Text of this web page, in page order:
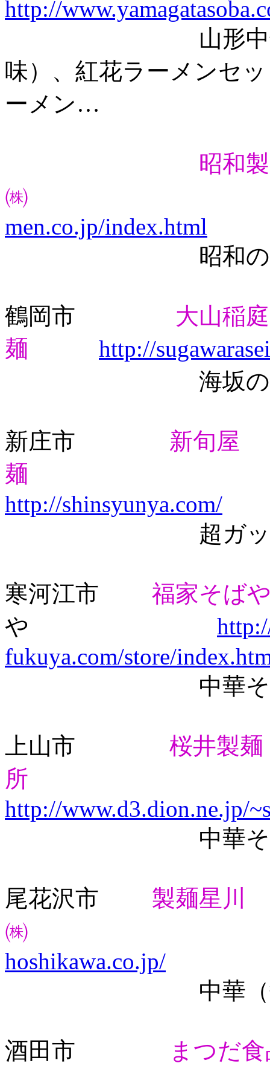
http://
山形中華そば
味）、紅花ラーメンセ
ーメン…
昭和
㈱
men.co.jp/index.html
昭和の中華そ
鶴岡市 大山稲
麺
http://
海坂の干し
新庄市 新旬屋
麺
http://shinsyunya.com/
超ガッツリ
寒河江市 福家そば
や
fukuya.com/store/
中華そば、味
上山市 桜井製麺
所
http://www.d3.dion.ne.jp/
中華そ
尾花沢市 製麺星川
㈱
hoshikawa.co.jp/
中華（醤油、
酒田市
まつだ